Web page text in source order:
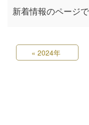
新着情報のページで
« 2024年